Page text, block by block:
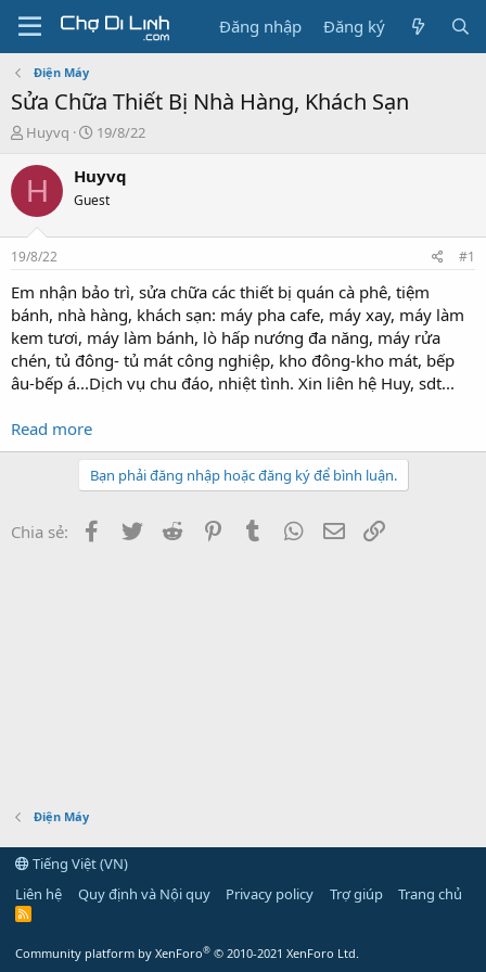
Đăng nhập Đăng ký
Điện Máy
Sửa Chữa Thiết Bị Nhà Hàng, Khách Sạn
T
r
e
a
s
t
a
r
t
e
r
Huyvq
N
à
y
g
19/8/22
H Huyvq
Guest
19/8/22 #1
Em nhận bảo trì, sửa chữa các thiết bị quán cà phê, tiệm
bánh, nhà hàng, khách sạn: máy pha cafe, máy xay, máy làm
kem tươi, máy làm bánh, lò hấp nướng đa năng, máy rửa
chén, tủ đông- tủ mát công nghiệp, kho đông-kho mát, bếp
âu-bếp á...Dịch vụ chu đáo, nhiệt tình. Xin liên hệ Huy, sdt...
Read more
Bạn phải đăng nhập hoặc đăng ký để bình luận.
Chia sẻ: Facebook
Twitter Reddit PinterestTumblr WhatsApp
Email
Điện Máy
Tiếng Việt (VN)
Liên hệ
Quy định và Nội quy Privacy policy Trợ giúp Trang chủ
R
Community platform by XenForo® © 2010-2021 XenForo Ltd.